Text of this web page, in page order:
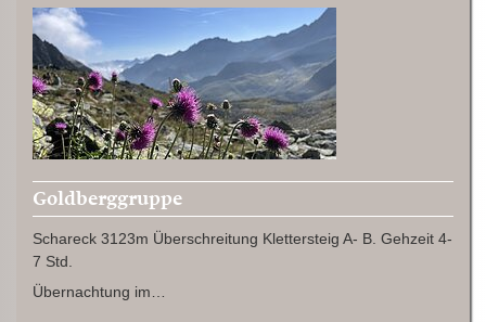
Goldberggruppe
Schareck 3123m Überschreitung Klettersteig A- B. Gehzeit 4-
7 Std.
Übernachtung im…